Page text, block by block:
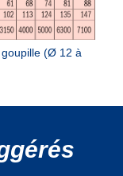
(Ø 12 à